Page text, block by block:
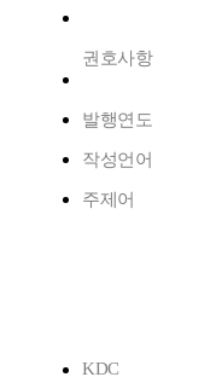
권호사항
발행연도
작성언어
주제어
KDC